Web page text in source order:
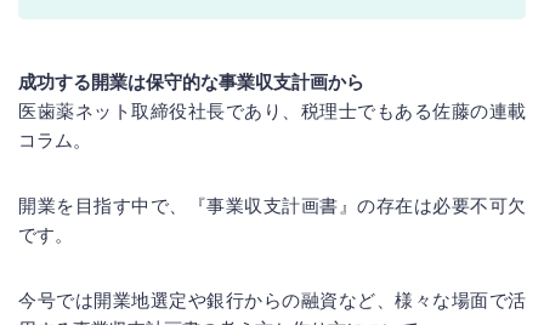
成功する開業は保守的な事業収支計画から
医歯薬ネット取締役社長であり、税理士でもある佐藤の連載
コラム。
開業を目指す中で、『事業収支計画書』の存在は必要不可欠
です。
今号では開業地選定や銀行からの融資など、様々な場面で活